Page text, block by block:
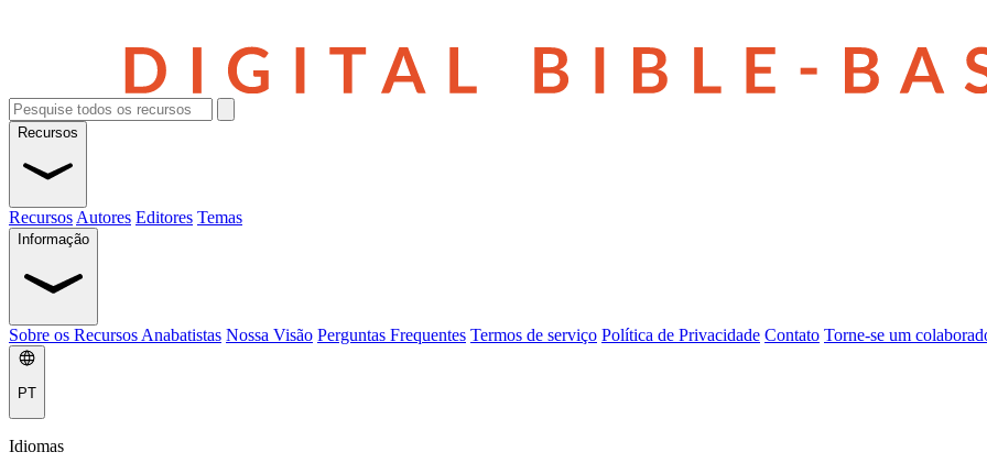
Recursos
Recursos Autores Editores Temas
Informação
Sobre os Recursos Anabatistas Nossa Visão Perguntas Frequentes Termos de serviço Política de Privacidade Contato Torne-se um
PT
Idiomas